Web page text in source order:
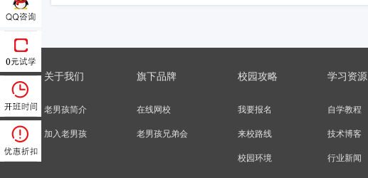
关于我们
老男孩简介
加入老男孩
旗下品牌
在线网校
老男孩兄弟会
校园攻略
我要报名
来校路线
校园环境
学习资源
自学教程
技术博客
行业新闻